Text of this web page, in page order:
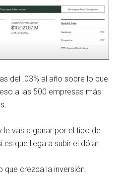
del .03% al año sobre lo que
a las 500 empresas más
le vas a ganar por el tipo de
que llega a subir el dólar.
que crezca la inversión.